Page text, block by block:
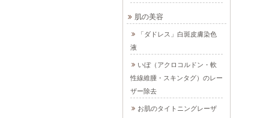
肌の美容
「ダドレス」白斑皮膚染色
液
いぼ（アクロコルドン・軟
性線維腫・スキンタグ）のレー
ザー除去
お肌のタイトニングレーザ